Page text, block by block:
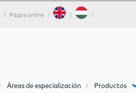
Pagos online
Áreas de especialización Productos